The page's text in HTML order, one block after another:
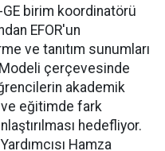
birim koordinatörü
EFOR'un
ve tanıtım sunumları
Modeli çerçevesinde
akademik
eğitimde fark
hedefliyor.
Hamza